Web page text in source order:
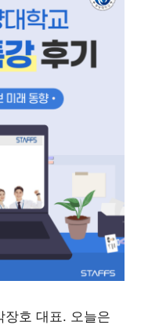
장호 대표. 오늘은